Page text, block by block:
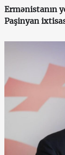
Ermənistanın
Paşinyan